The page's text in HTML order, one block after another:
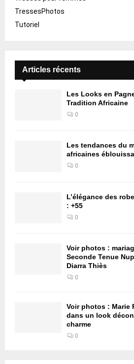
TressesPhotos
Tutoriel
Articles récents
Les Looks en
Tradition Africaine
0
Les tendances du
africaines
0
L’élégance des
: +55
0
Voir photos :
Seconde Tenue
Diarra Thiès
0
Voir photos : Marie
dans un look
charme
0